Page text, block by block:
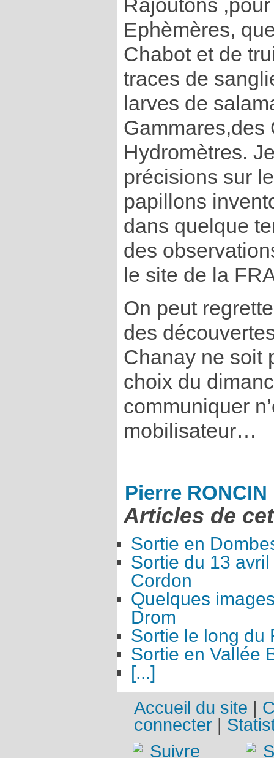
Rajoutons
Ephèmères,
Chabot et de
traces de
larves de
Gammares,des
Hydromètres.
précisions sur
papillons
dans quelque
des
le site de la
On peut
des
Chanay ne soit
choix du
communiquer
mobilisateur…
Pierre RONCIN
Articles de
Sortie en
Sortie du 13
Cordon
Quelques
Drom
Sortie le long du
Sortie en Vallée
[...]
Accueil du site |
connecter |